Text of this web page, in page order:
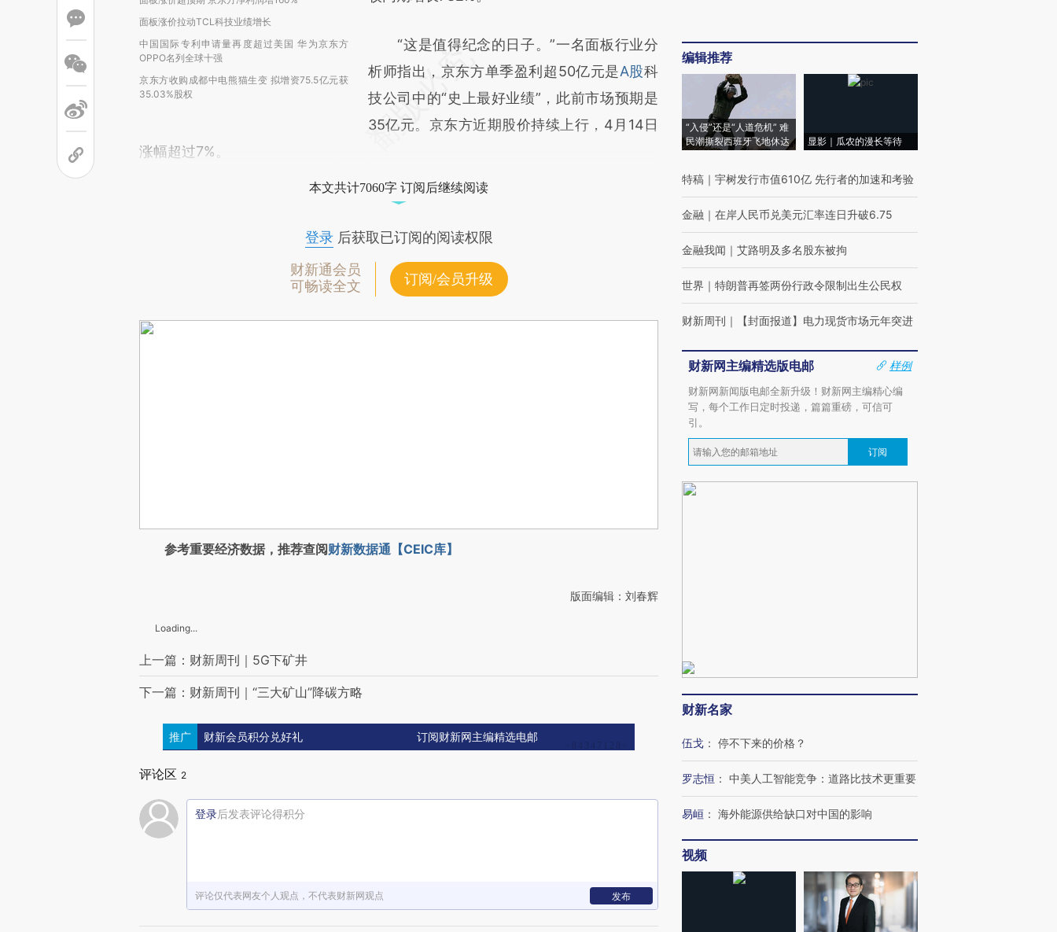
面板涨价拉动TCL科技业绩增长
中国国际专利申请量再度超过美国 华为京东方
OPPO名列全球十强
京东方收购成都中电熊猫生变 拟增资75.5亿元获
35.03%股权
“这是值得纪念的日子。”一名面板行业分
析师指出，京东方单季盈利超50亿元是A股科
技公司中的“史上最好业绩”，此前市场预期是
35亿元。京东方近期股价持续上行，4月14日
涨幅超过7%。
本文共计7060字 订阅后继续阅读
登录后获取已订阅的阅读权限
财新通会员
可畅读全文
订阅/会员升级
参考重要经济数据，推荐查阅财新数据通【CEIC库】
版面编辑：刘春辉
Loading...
上一篇：财新周刊｜5G下矿井
下一篇：财新周刊｜“三大矿山”降碳方略
推广 财新会员积分兑好礼 订阅财新网主编精选电邮
评论区 2
登录后发表评论得积分
评论仅代表网友个人观点，不代表财新网观点 发布
编辑推荐
“入侵”还是“人道危机” 难
民潮撕裂西班牙飞地休达
显影｜瓜农的漫长等待
特稿 ｜ 宇树发行市值610亿 先行者的加速和考验
金融 ｜ 在岸人民币兑美元汇率连日升破6.75
金融我闻 ｜ 艾路明及多名股东被拘
世界 ｜ 特朗普再签两份行政令限制出生公民权
财新周刊 ｜ 【封面报道】电力现货市场元年突进
财新网主编精选版电邮
样例
财新网新闻版电邮全新升级！财新网主编精心编
写，每个工作日定时投递，篇篇重磅，可信可
引。
订阅
财新名家
伍戈 ： 停不下来的价格？
罗志恒 ： 中美人工智能竞争：道路比技术更重要
易峘 ： 海外能源供给缺口对中国的影响
视频